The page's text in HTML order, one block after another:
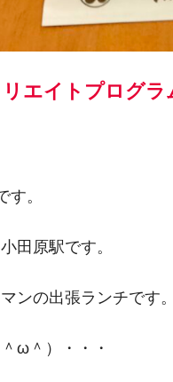
エイトプログ
。
田原駅です。
ンの出張ランチです
ω＾）・・・